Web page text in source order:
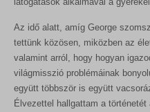
Az idő alatt, amíg George
tettünk közösen, miközben az
valamint arról, hogy hogyan
világmisszió problémáinak
együtt többször is együtt
Élvezettel hallgattam a